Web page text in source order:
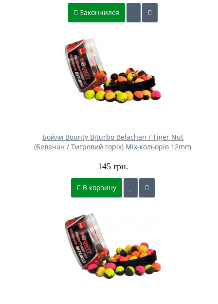
Закончился
Бойли Bounty Biturbo Belachan / Tiger Nut
(Белачан / Тигровий горіх) Mix-кольорів 12mm
145 грн.
В корзину